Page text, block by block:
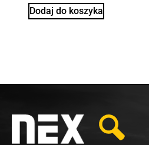
Dodaj do koszyka